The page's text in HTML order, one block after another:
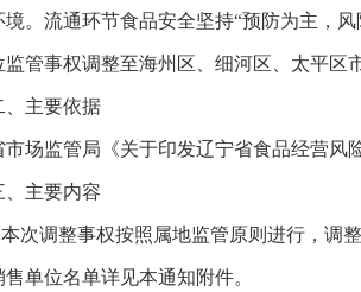
境。流通环节食品安全坚持“预防为主，
监管事权调整至海州区、细河区、太平区
主要依据
监管局《关于印发辽宁省食品经营风
主要内容
调整事权按照属地监管原则进行，调整
单位名单详见本通知附件。